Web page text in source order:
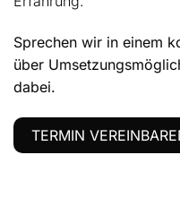
Sprechen wir in einem
über
dabei.
TERMIN